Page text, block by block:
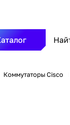
Коммутаторы Cisco